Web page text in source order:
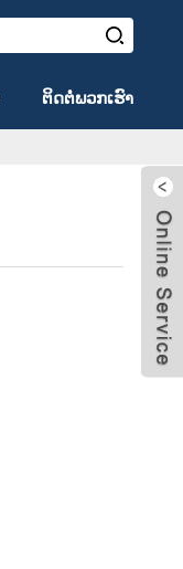
ຕິດ​ຕໍ່​ພວກ​ເຮົາ